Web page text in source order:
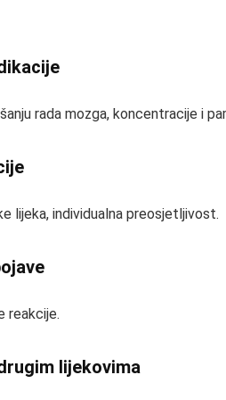
rada mozga, koncentracije i
lijeka, individualna preosjetljivost.
reakcije.
lijekovima